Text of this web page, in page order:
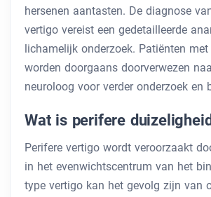
hersenen aantasten. De diagnose
vertigo vereist een gedetailleerde
lichamelijk onderzoek. Patiënten
worden doorgaans doorverwezen
neuroloog voor verder onderzoek en
Wat is perifere
Perifere vertigo wordt veroorzaakt
in het evenwichtscentrum van het
type vertigo kan het gevolg zijn van